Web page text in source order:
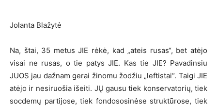
Jolanta Blažytė
Na, štai, 35 metus JIE rėkė, kad „ateis rusas“, bet atėjo
visai ne rusas, o tie patys JIE. Kas tie JIE? Pavadinsiu
JUOS jau dažnam gerai žinomu žodžiu „leftistai“. Taigi JIE
atėjo ir nesiruošia išeiti. JŲ gausu tiek konservatorių, tiek
socdemų partijose, tiek fondososinėse struktūrose, tiek